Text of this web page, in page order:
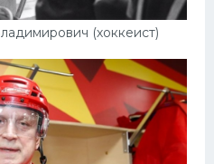
(хоккеист)